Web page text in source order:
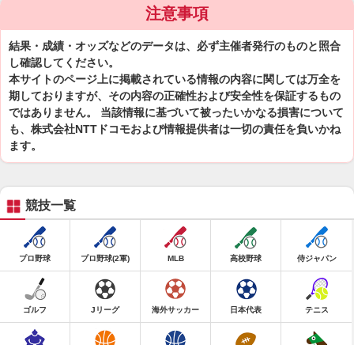
注意事項
結果・成績・オッズなどのデータは、必ず主催者発行のものと照合
し確認してください。
本サイトのページ上に掲載されている情報の内容に関しては万全を
期しておりますが、その内容の正確性および安全性を保証するもの
ではありません。 当該情報に基づいて被ったいかなる損害について
も、株式会社NTTドコモおよび情報提供者は一切の責任を負いかね
ます。
競技一覧
プロ野球 プロ野球(2軍) MLB 高校野球 侍ジャパン
ゴルフ Jリーグ 海外サッカー 日本代表 テニス